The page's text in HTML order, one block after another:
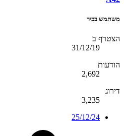
משתמש בכיר
הצטרף ב
31/12/19
הודעות
2,692
דירוג
3,235
25/12/24